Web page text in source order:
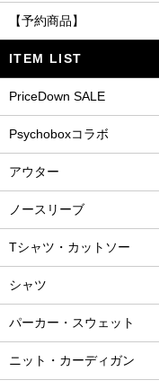
【予約商品】
ITEM LIST
PriceDown SALE
Psychoboxコラボ
アウター
ノースリーブ
Tシャツ・カットソー
シャツ
パーカー・スウェット
ニット・カーディガン